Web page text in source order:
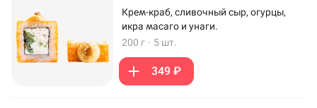
Крем-краб, сливочный сыр, огурцы,
икра масаго и унаги.
200 г · 5 шт.
349 ₽